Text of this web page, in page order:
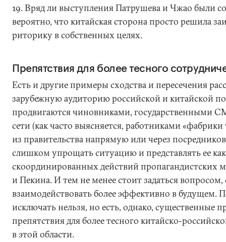
19. Вряд ли выступления Патрушева и Чжао были
вероятно, что китайская сторона просто решила
риторику в собственных целях.
Препятствия для более тесного
Есть и другие примеры сходства и пересечения
зарубежную аудиторию российской и китайской
продвигаются чиновниками, государственными
сети (как часто выясняется, работниками
из правительства напрямую или через
слишком упрощать ситуацию и представлять ее как
скоординированных действий
и Пекина. И тем не менее стоит задаться
взаимодействовать более эффективно в будущем.
исключать нельзя, но есть, однако, существенные
препятствия для более тесного китайско-
в этой области.